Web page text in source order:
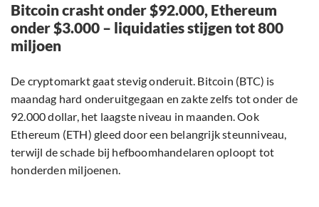
Bitcoin crasht onder $92.000, Ethereum
onder $3.000 – liquidaties stijgen tot 800
miljoen
De cryptomarkt gaat stevig onderuit. Bitcoin (BTC) is
maandag hard onderuitgegaan en zakte zelfs tot onder de
92.000 dollar, het laagste niveau in maanden. Ook
Ethereum (ETH) gleed door een belangrijk steunniveau,
terwijl de schade bij hefboomhandelaren oploopt tot
honderden miljoenen.